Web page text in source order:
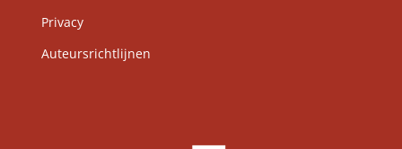
Privacy
Auteursrichtlijnen